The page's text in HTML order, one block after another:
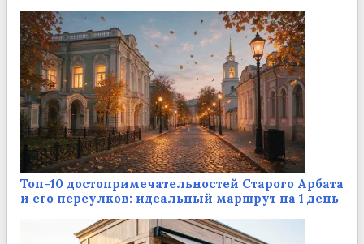
Топ-10 достопримечательностей Старого Арбата
и его переулков: идеальный маршрут на 1 день